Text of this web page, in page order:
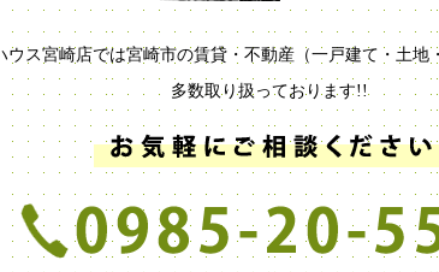
ウス宮崎店では宮崎市の賃貸・不動産（一戸建て・土地
多数取り扱っております!!